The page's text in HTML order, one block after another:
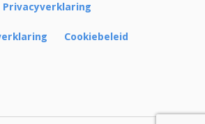
Privacyverklaring
Cookiebeleid